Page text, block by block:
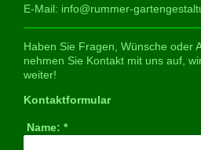
E-Mail: info@rummer-
Haben Sie Fragen, Wünsche oder
nehmen Sie Kontakt mit uns auf,
weiter!
Kontaktformular
Name: *